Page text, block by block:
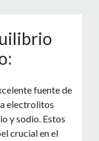
fuente de
electrolitos
y sodio. Estos
crucial en el